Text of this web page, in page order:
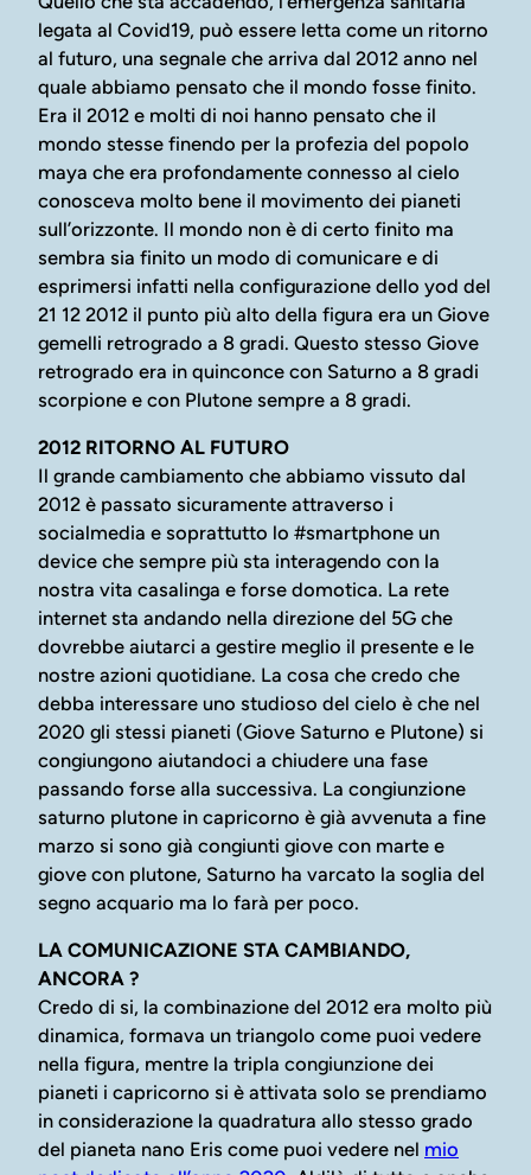
legata al Covid19, può essere letta come un ritorno
al futuro, una segnale che arriva dal 2012 anno nel
quale abbiamo pensato che il mondo fosse finito.
Era il 2012 e molti di noi hanno pensato che il
mondo stesse finendo per la profezia del popolo
maya che era profondamente connesso al cielo
conosceva molto bene il movimento dei pianeti
sull’orizzonte. Il mondo non è di certo finito ma
sembra sia finito un modo di comunicare e di
esprimersi infatti nella configurazione dello yod del
21 12 2012 il punto più alto della figura era un Giove
gemelli retrogrado a 8 gradi. Questo stesso Giove
retrogrado era in quinconce con Saturno a 8 gradi
scorpione e con Plutone sempre a 8 gradi.
2012 RITORNO AL FUTURO
Il grande cambiamento che abbiamo vissuto dal
2012 è passato sicuramente attraverso i
socialmedia e soprattutto lo #smartphone un
device che sempre più sta interagendo con la
nostra vita casalinga e forse domotica. La rete
internet sta andando nella direzione del 5G che
dovrebbe aiutarci a gestire meglio il presente e le
nostre azioni quotidiane. La cosa che credo che
debba interessare uno studioso del cielo è che nel
2020 gli stessi pianeti (Giove Saturno e Plutone) si
congiungono aiutandoci a chiudere una fase
passando forse alla successiva. La congiunzione
saturno plutone in capricorno è già avvenuta a fine
marzo si sono già congiunti giove con marte e
giove con plutone, Saturno ha varcato la soglia del
segno acquario ma lo farà per poco.
LA COMUNICAZIONE STA CAMBIANDO,
ANCORA ?
Credo di si, la combinazione del 2012 era molto più
dinamica, formava un triangolo come puoi vedere
nella figura, mentre la tripla congiunzione dei
pianeti i capricorno si è attivata solo se prendiamo
in considerazione la quadratura allo stesso grado
del pianeta nano Eris come puoi vedere nel mio